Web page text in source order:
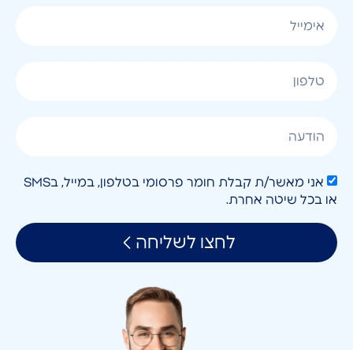
אני מאשר/ת קבלת חומר פרסומי בטלפון, במייל, בSMS
או בכל שיטה אחרת.
לחצו לשליחה